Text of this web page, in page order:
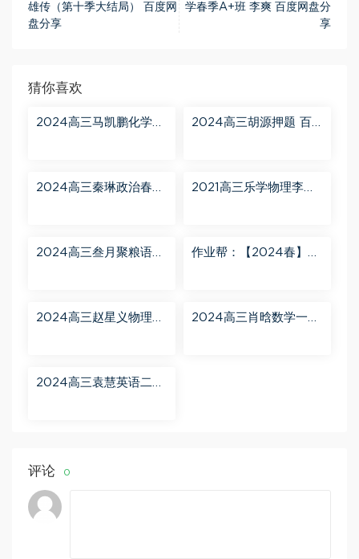
雄传（第十季大结局） 百度网
盘分享
学春季A+班 李爽 百度网盘分
享
猜你喜欢
2024高三马凯鹏化学一
2024高三胡源押题 百
2024高三秦琳政治春季
2021高三乐学物理李玮
2024高三叁月聚粮语文
作业帮：【2024春】高
2024高三赵星义物理二
2024高三肖晗数学一轮
2024高三袁慧英语二轮
评论 0